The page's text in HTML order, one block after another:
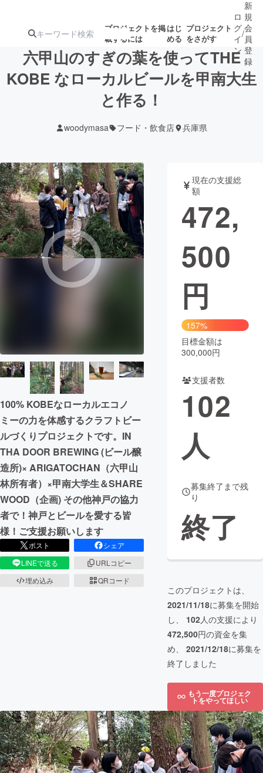
プロジェクトを掲
載するには
はじ
める
プロジェクト
をさがす
注目の新着プロ募集終了が近いプ
テクノロジー・ガジェット
映像・映画 書籍・雑誌
ビジネス・起業 チャレンジ
まちづくり・地域活性化
CAMPFIRE Creation
コミュニティ
ロ
グ
イ
ン
/
新
規
会
員
登
録
六甲山のすぎの葉を使ってTHE
KOBE なローカルビールを甲南大生
と作る！
woodymasa フード・飲食店 兵庫県
100% KOBEなローカルエコノ
ミーの力を体感するクラフトビー
ルづくりプロジェクトです。IN
THA DOOR BREWING (ビール醸
造所)× ARIGATOCHAN（六甲山
林所有者）×甲南大学生＆SHARE
WOOD（企画) その他神戸の協力
者で！神戸とビールを愛する皆
様！ご支援お願いします
ポスト
シェア
LINEで送る
URLコピー
埋め込み
QRコード
現在の支援総
額
472,
500
円
157%
目標金額は
300,000円
支援者数
102
人
募集終了まで残
り
終了
このプロジェクトは、
2021/11/18に募集を開始
し、 102人の支援により
472,500円の資金を集
め、 2021/12/18に募集を
終了しました
もう一度プロジェク
トをやってほしい